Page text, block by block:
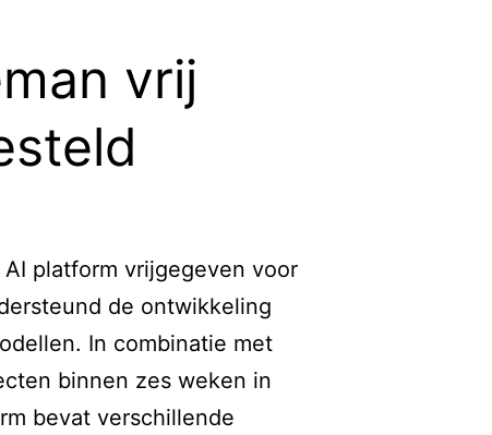
vrij
platform vrijgegeven voor
de ontwikkeling
In combinatie met
binnen zes weken in
bevat verschillende